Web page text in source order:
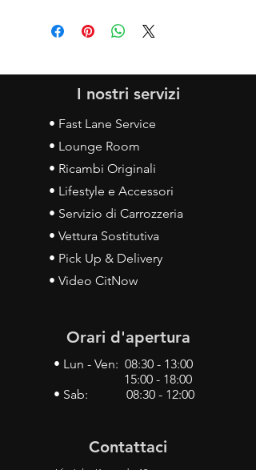
I nostri servizi
• Fast Lane Service
• Lounge Room
• Ricambi Originali
• Lifestyle e Accessori
• Servizio di Carrozzeria
• Vettura Sostitutiva
• Pick Up & Delivery
• Video CitNow
Orari d'apertura
• Lun - Ven: 08:30 - 13:00
15:00 - 18:00
• Sab: 08:30 - 12:00
Contattaci